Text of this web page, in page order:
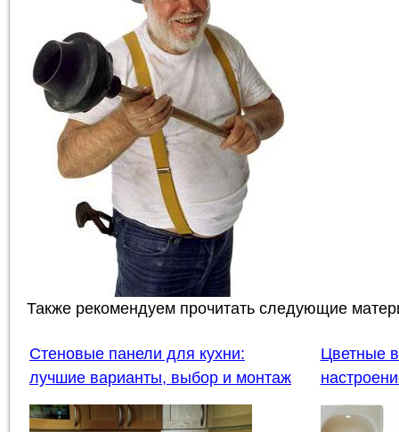
Также рекомендуем прочитать следующие
Стеновые панели для кухни:
лучшие варианты, выбор и монтаж
Цветные